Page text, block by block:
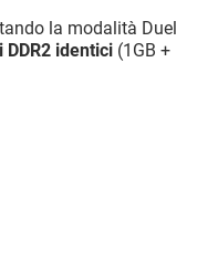
la modalità Duel
DDR2 identici (1GB +